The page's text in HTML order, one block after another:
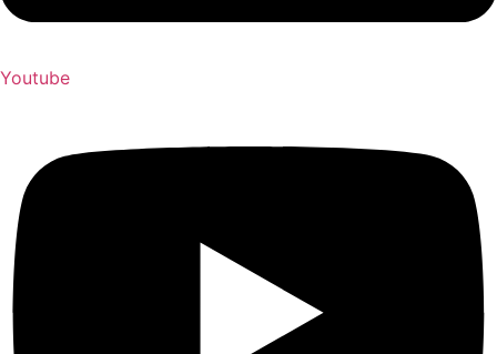
Youtube